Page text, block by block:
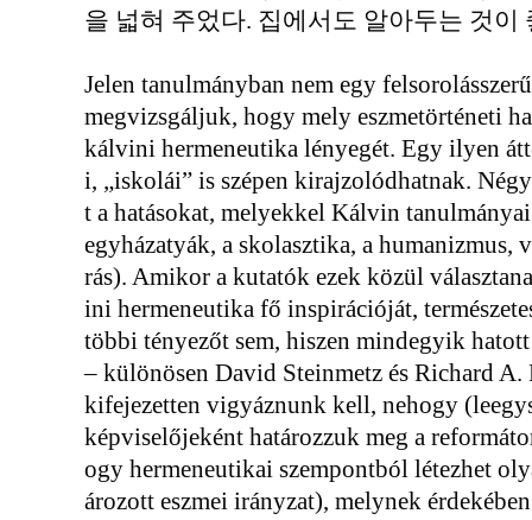
을 넓혀 주었다. 집에서도 알아두는 것이
Jelen tanulmányban nem egy
megvizsgáljuk, hogy mely eszmetörténeti
kálvini hermeneutika lényegét. Egy ilyen
i, „iskolái” is szépen kirajzolódhatnak.
t a hatásokat, melyekkel Kálvin
egyházatyák, a skolasztika, a humanizmus,
rás). Amikor a kutatók ezek közül
ini hermeneutika fő inspirációját,
többi tényezőt sem, hiszen mindegyik
– különösen David Steinmetz és Richard
kifejezetten vigyáznunk kell, nehogy
képviselőjeként határozzuk meg a
ogy hermeneutikai szempontból létezhet
ározott eszmei irányzat), melynek